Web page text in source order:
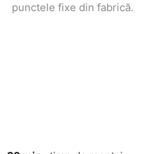
punctele fixe din fabrică.